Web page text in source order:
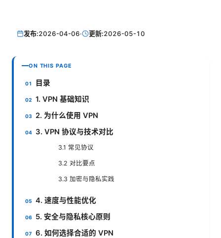
发布:2026-04-06· 更新:2026-05-10
ON THIS PAGE
目录
1. VPN 基础知识
2. 为什么使用 VPN
3. VPN 协议与技术对比
3.1 常见协议
3.2 对比要点
3.3 加密与隐私实践
4. 速度与性能优化
5. 安全与隐私核心原则
6. 如何选择合适的 VPN